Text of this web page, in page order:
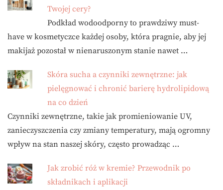
Twojej cery?
Podkład wodoodporny to prawdziwy must-
have w kosmetyczce każdej osoby, która pragnie, aby jej
makijaż pozostał w nienaruszonym stanie nawet …
Skóra sucha a czynniki zewnętrzne: jak
pielęgnować i chronić barierę hydrolipidową
na co dzień
Czynniki zewnętrzne, takie jak promieniowanie UV,
zanieczyszczenia czy zmiany temperatury, mają ogromny
wpływ na stan naszej skóry, często prowadząc …
Jak zrobić róż w kremie? Przewodnik po
składnikach i aplikacji